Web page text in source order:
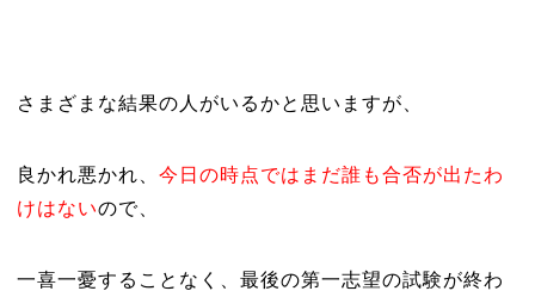
さまざまな結果の人がいるかと思いますが、
良かれ悪かれ、 今日の時点ではまだ誰も合否が出たわ
けはないので、
一喜一憂することなく、最後の第一志望の試験が終わ